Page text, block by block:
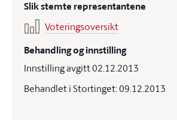
Slik stemte representantene
Voteringsoversikt
Behandling og innstilling
Innstilling avgitt 02.12.2013
Behandlet i Stortinget: 09.12.2013